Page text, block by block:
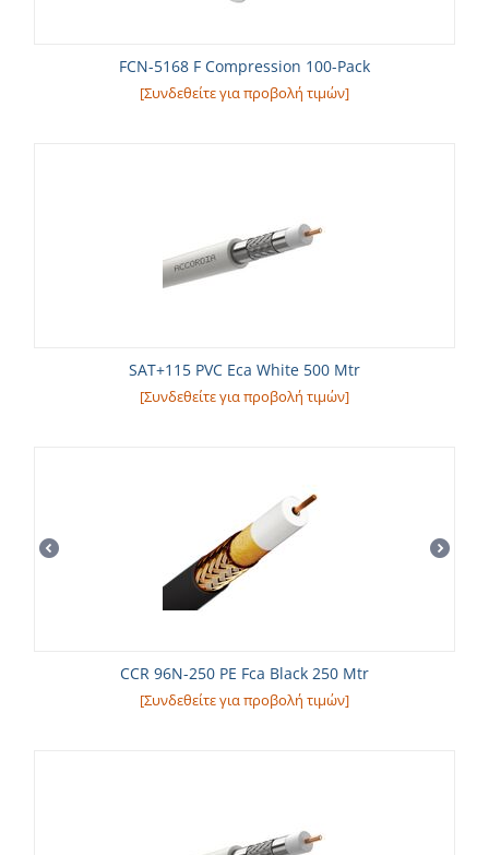
FCN-5168 F Compression 100-Pack
[Συνδεθείτε για προβολή τιμών]
SAT+115 PVC Eca White 500 Mtr
[Συνδεθείτε για προβολή τιμών]
CCR 96N-250 PE Fca Black 250 Mtr
[Συνδεθείτε για προβολή τιμών]